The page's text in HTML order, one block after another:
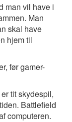
man vil have i
Man
skal have
hjem til
før gamer-
tit skydespil,
Battlefield
computeren.